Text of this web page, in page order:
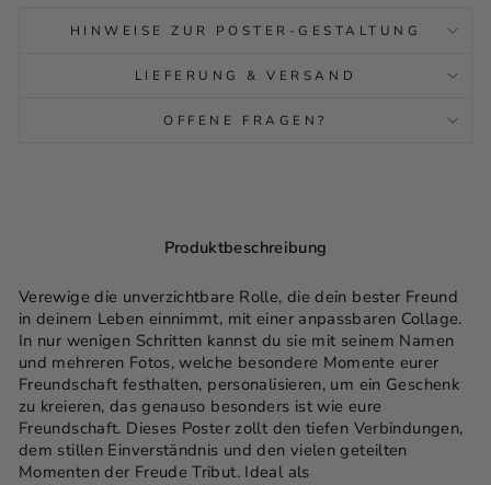
HINWEISE ZUR POSTER-GESTALTUNG
LIEFERUNG & VERSAND
OFFENE FRAGEN?
Produktbeschreibung
Verewige die unverzichtbare Rolle, die dein bester Freund
in deinem Leben einnimmt, mit einer anpassbaren Collage.
In nur wenigen Schritten kannst du sie mit seinem Namen
und mehreren Fotos, welche besondere Momente eurer
Freundschaft festhalten, personalisieren, um ein Geschenk
zu kreieren, das genauso besonders ist wie eure
Freundschaft. Dieses Poster zollt den tiefen Verbindungen,
dem stillen Einverständnis und den vielen geteilten
Momenten der Freude Tribut. Ideal als